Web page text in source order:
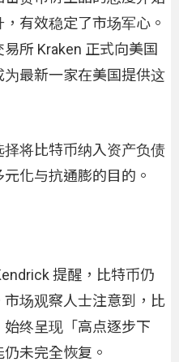
有效稳定了市场军心。
所 Kraken 正式向美国
最新一家在美国提供这
将比特币纳入资产负债
化与抗通膨的目的。
提醒，比特币仍
场观察人士注意到，比
终呈现「高点逐步下
未完全恢复。